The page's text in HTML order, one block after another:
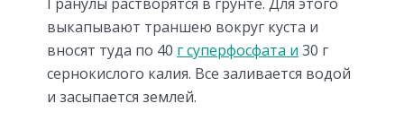
выкапывают траншею вокруг куста и
вносят туда по 40 г суперфосфата и 30 г
сернокислого калия. Все заливается водой
и засыпается землей.